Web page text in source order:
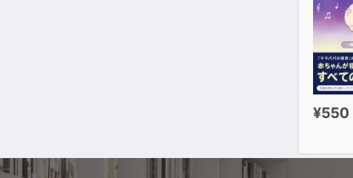
¥550